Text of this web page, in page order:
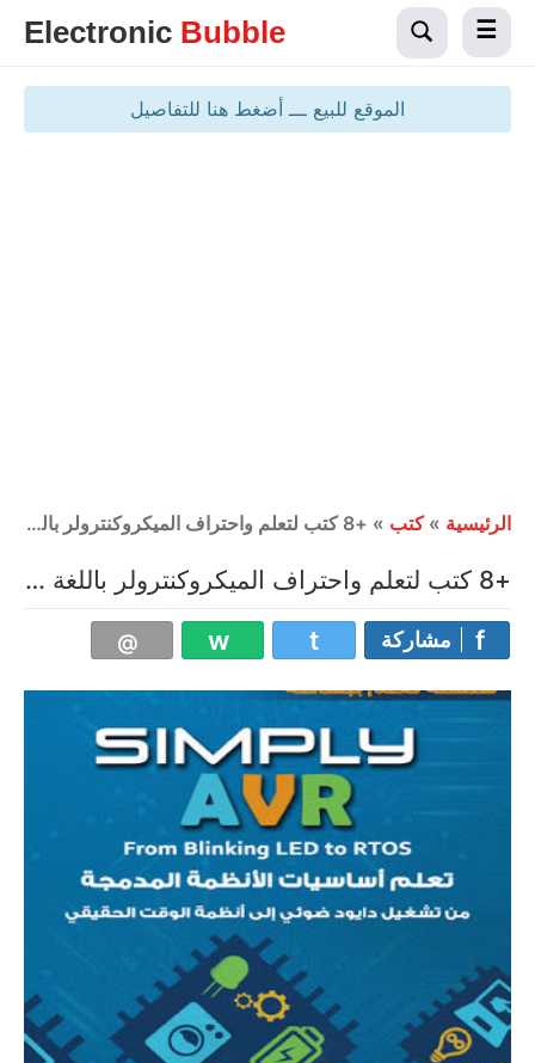
Electronic Bubble
الموقع للبيع ـــ أضغط هنا للتفاصيل
الرئيسية »كتب » +8 كتب لتعلم واحتراف الميكروكنترولر باللغة العربية بصيغة pdf
+8 كتب لتعلم واحتراف الميكروكنترولر باللغة العربية بصيغة pdf
مشاركة